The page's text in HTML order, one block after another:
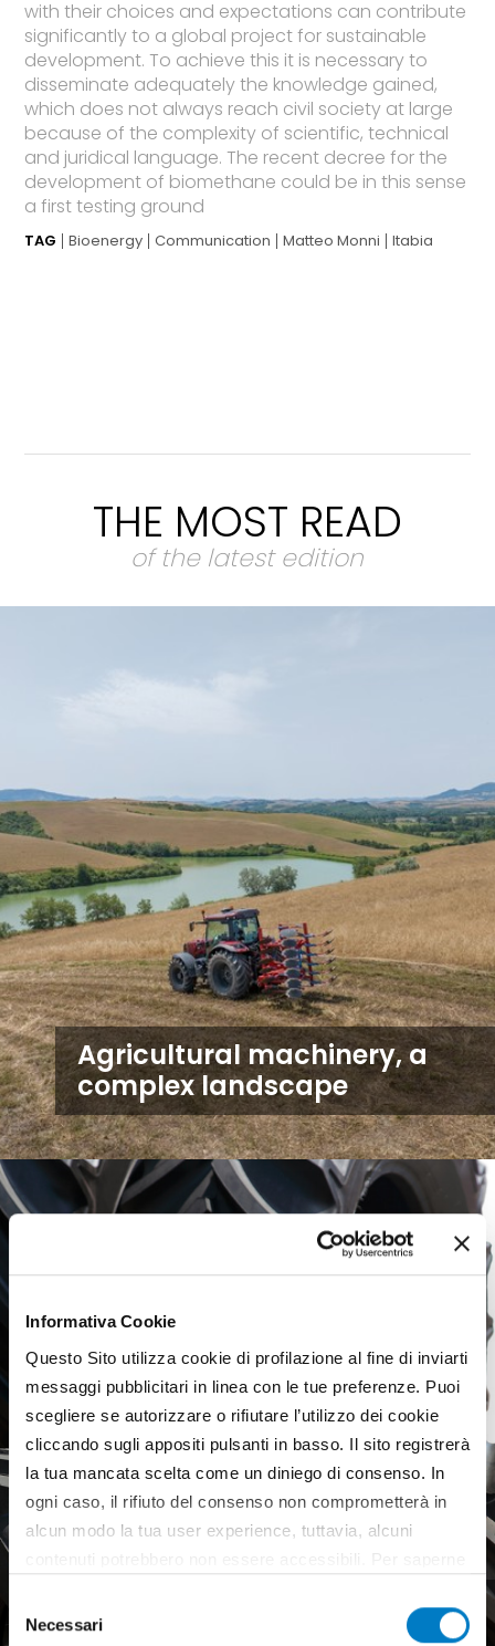
Informativa Cookie
Questo Sito utilizza cookie di profilazione al fine di inviarti
messaggi pubblicitari in linea con le tue preferenze. Puoi
scegliere se autorizzare o rifiutare l’utilizzo dei cookie
cliccando sugli appositi pulsanti in basso. Il sito registrerà
la tua mancata scelta come un diniego di consenso. In
ogni caso, il rifiuto del consenso non comprometterà in
alcun modo la tua user experience, tuttavia, alcuni
all’utilizzo di tutti, o solamente di alcuni di essi, ti
delNecessari
with their choices and expectations can contribute
significantly to a global project for sustainable
development. To achieve this it is necessary to
disseminate adequately the knowledge gained,
which does not always reach civil society at large
because of the complexity of scientific, technical
and juridical language. The recent decree for the
development of biomethane could be in this sense
a first testing ground
TAG Bioenergy Communication Matteo Monni Itabia
THE MOST READ
of the latest edition
Agricultural machinery, a
complex landscape
Agricultural tyres, a weak